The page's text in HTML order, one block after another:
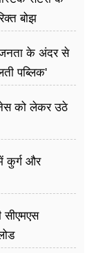
बोझ
जनता के अंदर से
पब्लिक'
को लेकर उठे
कुर्ग और